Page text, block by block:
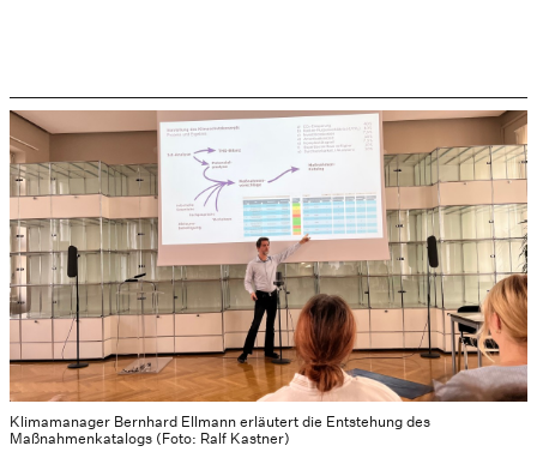
Klimamanager Bernhard Ellmann erläutert die Entstehung des
Maßnahmenkatalogs (Foto: Ralf Kastner)